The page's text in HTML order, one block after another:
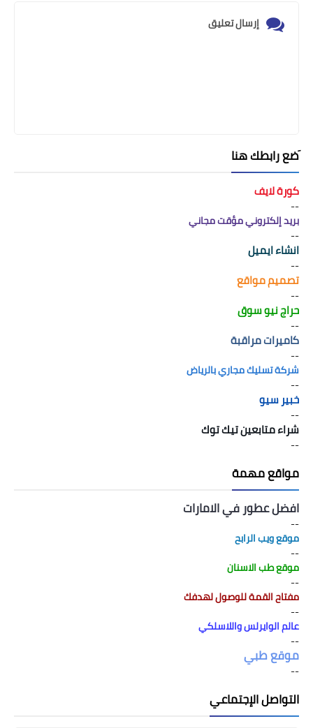
إرسال تعليق
َضع رابطك هنا
كورة لايف
--
بريد إلكتروني مؤقت مجاني
--
انشاء ايميل
--
تصميم مواقع
--
حراج نيو سوق
--
كاميرات مراقبة
--
شركة تسليك مجاري بالرياض
--
خبير سيو
--
شراء متابعين تيك توك
--
مواقع مهمة
افضل عطور في الامارات
--
موقع ويب الرابح
--
موقع طب الاسنان
--
مفتاح القمة للوصول لهدفك
--
عالم الوايرلس واللاسلكي
--
موقع طبي
--
التواصل الإجتماعي